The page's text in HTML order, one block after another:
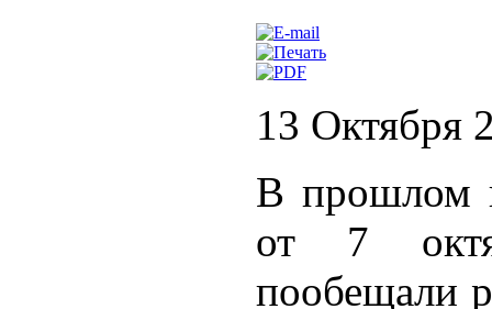
13 Октября
В прошлом
от 7
пообещали